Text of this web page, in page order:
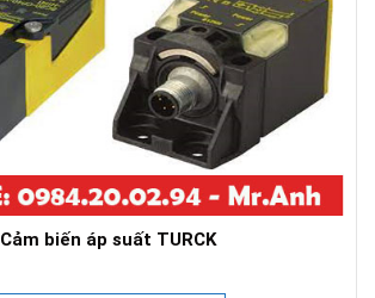
Cảm biến áp suất TURCK